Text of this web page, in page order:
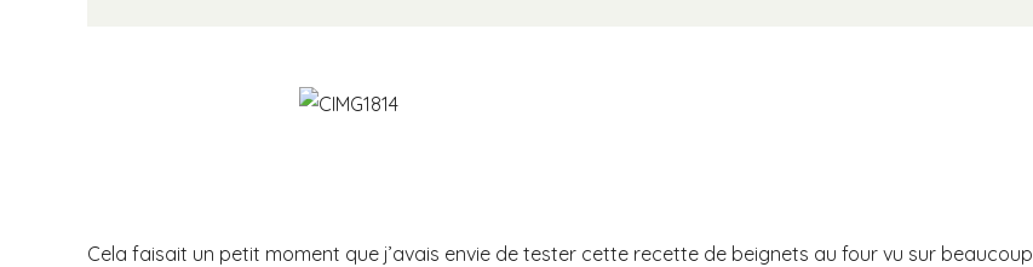
Cela faisait un petit moment que j’avais envie de tester cette recette de beignets au four vu sur beaucoup